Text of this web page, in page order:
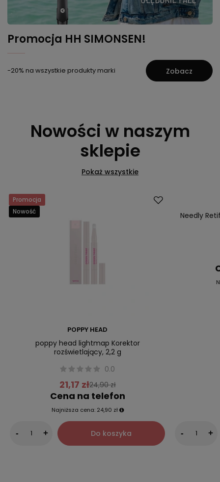
Promocja HH SIMONSEN!
-20% na wszystkie produkty marki Zobacz
Nowości w naszym
sklepie
Pokaż wszystkie
Promocja
Nowość
POPPY HEAD
poppy head lightmap Korektor
rozświetlający, 2,2 g
0.0
21,17 zł24,90 zł
Cena na telefon
Najniższa cena: 24,90 zł
- + Do koszyka
Nowość
Needly
- +